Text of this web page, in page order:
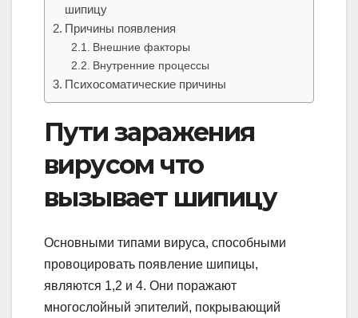
шипицу
Причины появления
Внешние факторы
Внутренние процессы
Психосоматические причины
Пути заражения
вирусом что
вызывает шипицу
Основными типами вируса, способными
провоцировать появление шипицы,
являются 1,2 и 4. Они поражают
многослойный эпителий, покрывающий